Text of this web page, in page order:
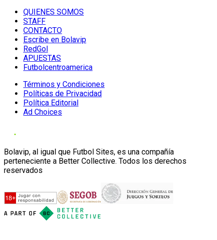
QUIENES SOMOS
STAFF
CONTACTO
Escribe en Bolavip
RedGol
APUESTAS
Futbolcentroamerica
Términos y Condiciones
Políticas de Privacidad
Política Editorial
Ad Choices
Bolavip, al igual que Futbol Sites, es una compañía
perteneciente a Better Collective. Todos los derechos
reservados